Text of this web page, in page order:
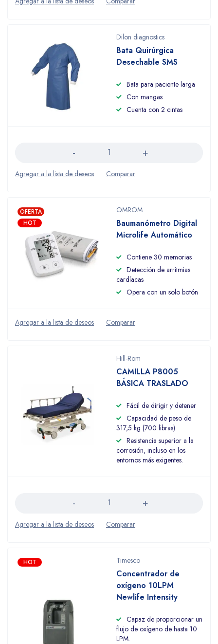
Dilon diagnostics
Bata Quirúrgica
Desechable SMS
Bata para paciente larga
Con mangas
Cuenta con 2 cintas
OFERTA
HOT
OMROM
Baumanómetro Digital
Microlife Automático
Contiene 30 memorias
Detección de arritmias
cardíacas
Opera con un solo botón
Hill-Rom
CAMILLA P8005
BÁSICA TRASLADO
Fácil de dirigir y detener
Capacidad de peso de
317,5 kg (700 libras)
Resistencia superior a la
corrosión, incluso en los
entornos más exigentes.
HOT Timesco
Concentrador de
oxígeno 10LPM
Newlife Intensity
Capaz de proporcionar un
flujo de oxígeno de hasta 10
LPM.